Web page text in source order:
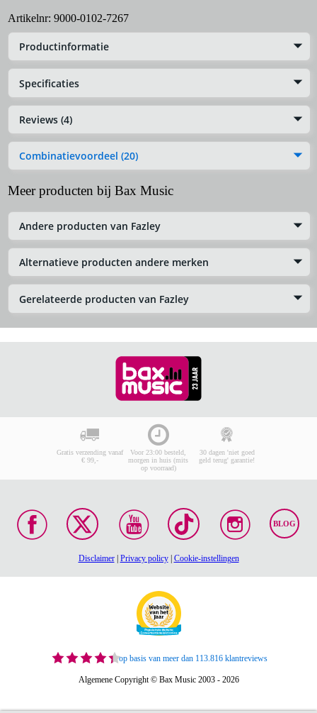
Artikelnr: 9000-0102-7267
Productinformatie
Specificaties
Reviews (4)
Combinatievoordeel (20)
Meer producten bij Bax Music
Andere producten van Fazley
Alternatieve producten andere merken
Gerelateerde producten van Fazley
Gratis verzending vanaf
€ 99,-
Voor 23:00 besteld,
morgen in huis (mits
op voorraad)
30 dagen 'niet goed
geld terug' garantie!
BLOG
Disclaimer| Privacy policy| Cookie-instellingen
op basis van meer dan 113.816 klantreviews
Algemene Copyright © Bax Music 2003 - 2026